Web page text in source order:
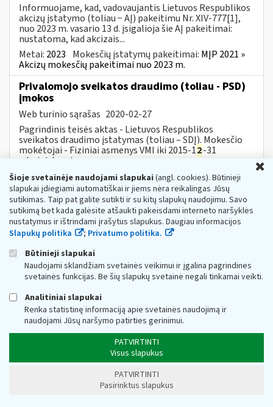
Informuojame, kad, vadovaujantis Lietuvos Respublikos
akcizų įstatymo (toliau − AĮ) pakeitimu Nr. XIV-777[1],
nuo 2023 m. vasario 13 d. įsigalioja šie AĮ pakeitimai:
nustatoma, kad akcizais...
Metai: 2023 Mokesčių įstatymų pakeitimai: MĮP 2021 »
Akcizų mokesčių pakeitimai nuo 2023 m.
Privalomojo sveikatos draudimo (toliau - PSD)
įmokos
Web turinio sąrašas 2020-02-27
Pagrindinis teisės aktas - Lietuvos Respublikos
sveikatos draudimo įstatymas (toliau – SDĮ). Mokesčio
mokėtojai - Fiziniai asmenys VMI iki 2015-12-31
administruoja:...
VMI: daugiau nukentėjusių nuo COVID-19
verslininkų gali teikti paraišką subsidijai
Web turinio sąrašas 2021-04-07
Valstybinė mokesčių inspekcija (toliau – VMI)
informuoja, jog įsigaliojus subsidijų nuo COVID-19
individualioms įmonėms, mažosioms bendrijoms,...
Metai:2021
Apie MTEP lengvatas
Web turinio sąrašas 2023-05-25
1. Kaip vienetui įsitikinti,arjo vykdoma veikla tikrai yra
priskiriama mokslinių tyrimųireksperimentinės
plėtros (toliau – MTEP) veiklai? Tai...
., sausio),arPVM sąskaitos faktūros gavimo
datą (pvz., vasario)?
Šioje svetainėje naudojami slapukai(angl. cookies). Būtinieji
slapukai įdiegiami automatiškai ir jiems nėra reikalingas Jūsų
sutikimas. Taip pat galite sutikti ir su kitų slapukų naudojimu. Savo
sutikimą bet kada galėsite atšaukti pakeisdami interneto naršyklės
nustatymus ir ištrindami įrašytus slapukus. Daugiau informacijos
Slapukų politika
; Privatumo politika.
Būtinieji slapukai
Naudojami sklandžiam svetainės veikimui ir įgalina pagrindines
svetainės funkcijas. Be šių slapukų svetainė negali tinkamai veikti.
Analitiniai slapukai
Renka statistinę informaciją apie svetainės naudojimą ir
naudojami Jūsų naršymo patirties gerinimui.
PATVIRTINTI
Visus slapukus
PATVIRTINTI
Pasirinktus slapukus